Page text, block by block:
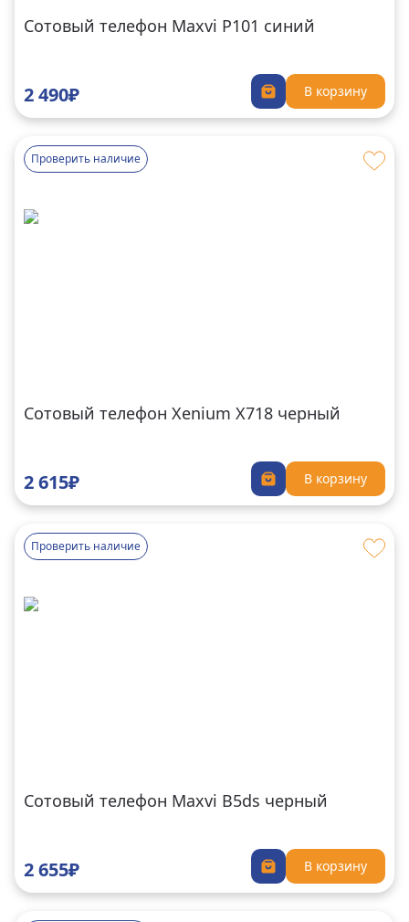
Сотовый телефон Maxvi P101 синий
2 490₽ В корзину
Проверить наличие
Сотовый телефон Xenium X718 черный
2 615₽ В корзину
Проверить наличие
Сотовый телефон Maxvi B5ds черный
2 655₽ В корзину